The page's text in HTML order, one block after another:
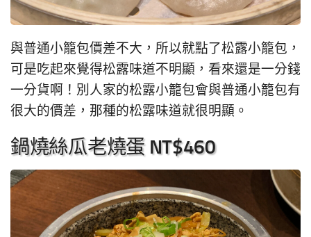
與普通小籠包價差不大，所以就點了松露小籠包，
可是吃起來覺得松露味道不明顯，看來還是一分錢
一分貨啊！別人家的松露小籠包會與普通小籠包有
很大的價差，那種的松露味道就很明顯。
鍋燒絲瓜老燒蛋 NT$460